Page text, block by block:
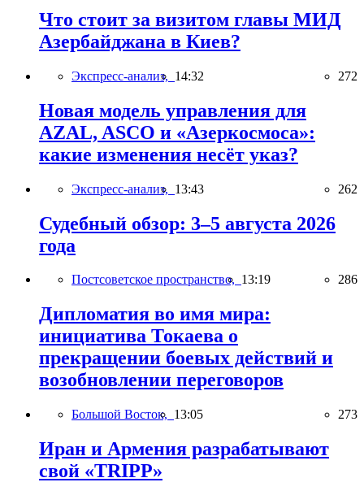
Что стоит за визитом главы МИД
Азербайджана в Киев?
Экспресс-анализ, 14:32 272
Новая модель управления для
AZAL, ASCO и «Азеркосмоса»:
какие изменения несёт указ?
Экспресс-анализ, 13:43 262
Судебный обзор: 3–5 августа 2026
года
Постсоветское пространство, 13:19 286
Дипломатия во имя мира:
инициатива Токаева о
прекращении боевых действий и
возобновлении переговоров
Большой Восток, 13:05 273
Иран и Армения разрабатывают
свой «TRIPP»